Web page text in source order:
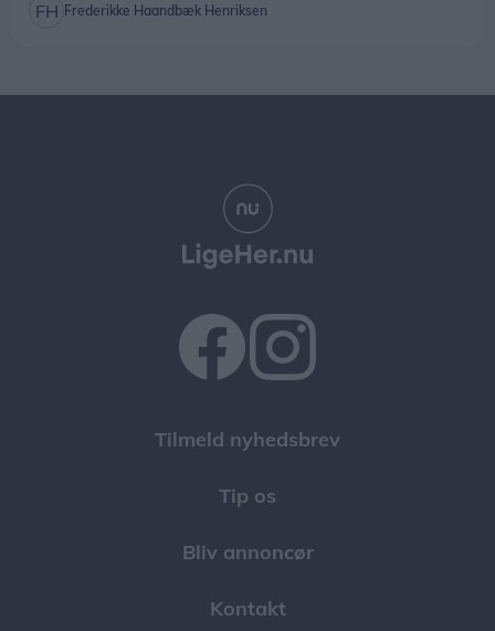
Frederikke Haandbæk Henriksen
Tilmeld nyhedsbrev
Tip os
Bliv annoncør
Kontakt